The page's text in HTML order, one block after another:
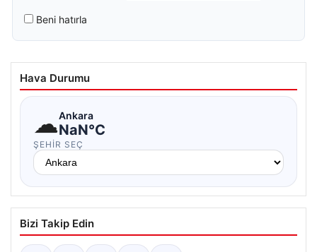
Beni hatırla
Hava Durumu
☁Ankara
NaN°C
ŞEHIR SEÇ
Bizi Takip Edin